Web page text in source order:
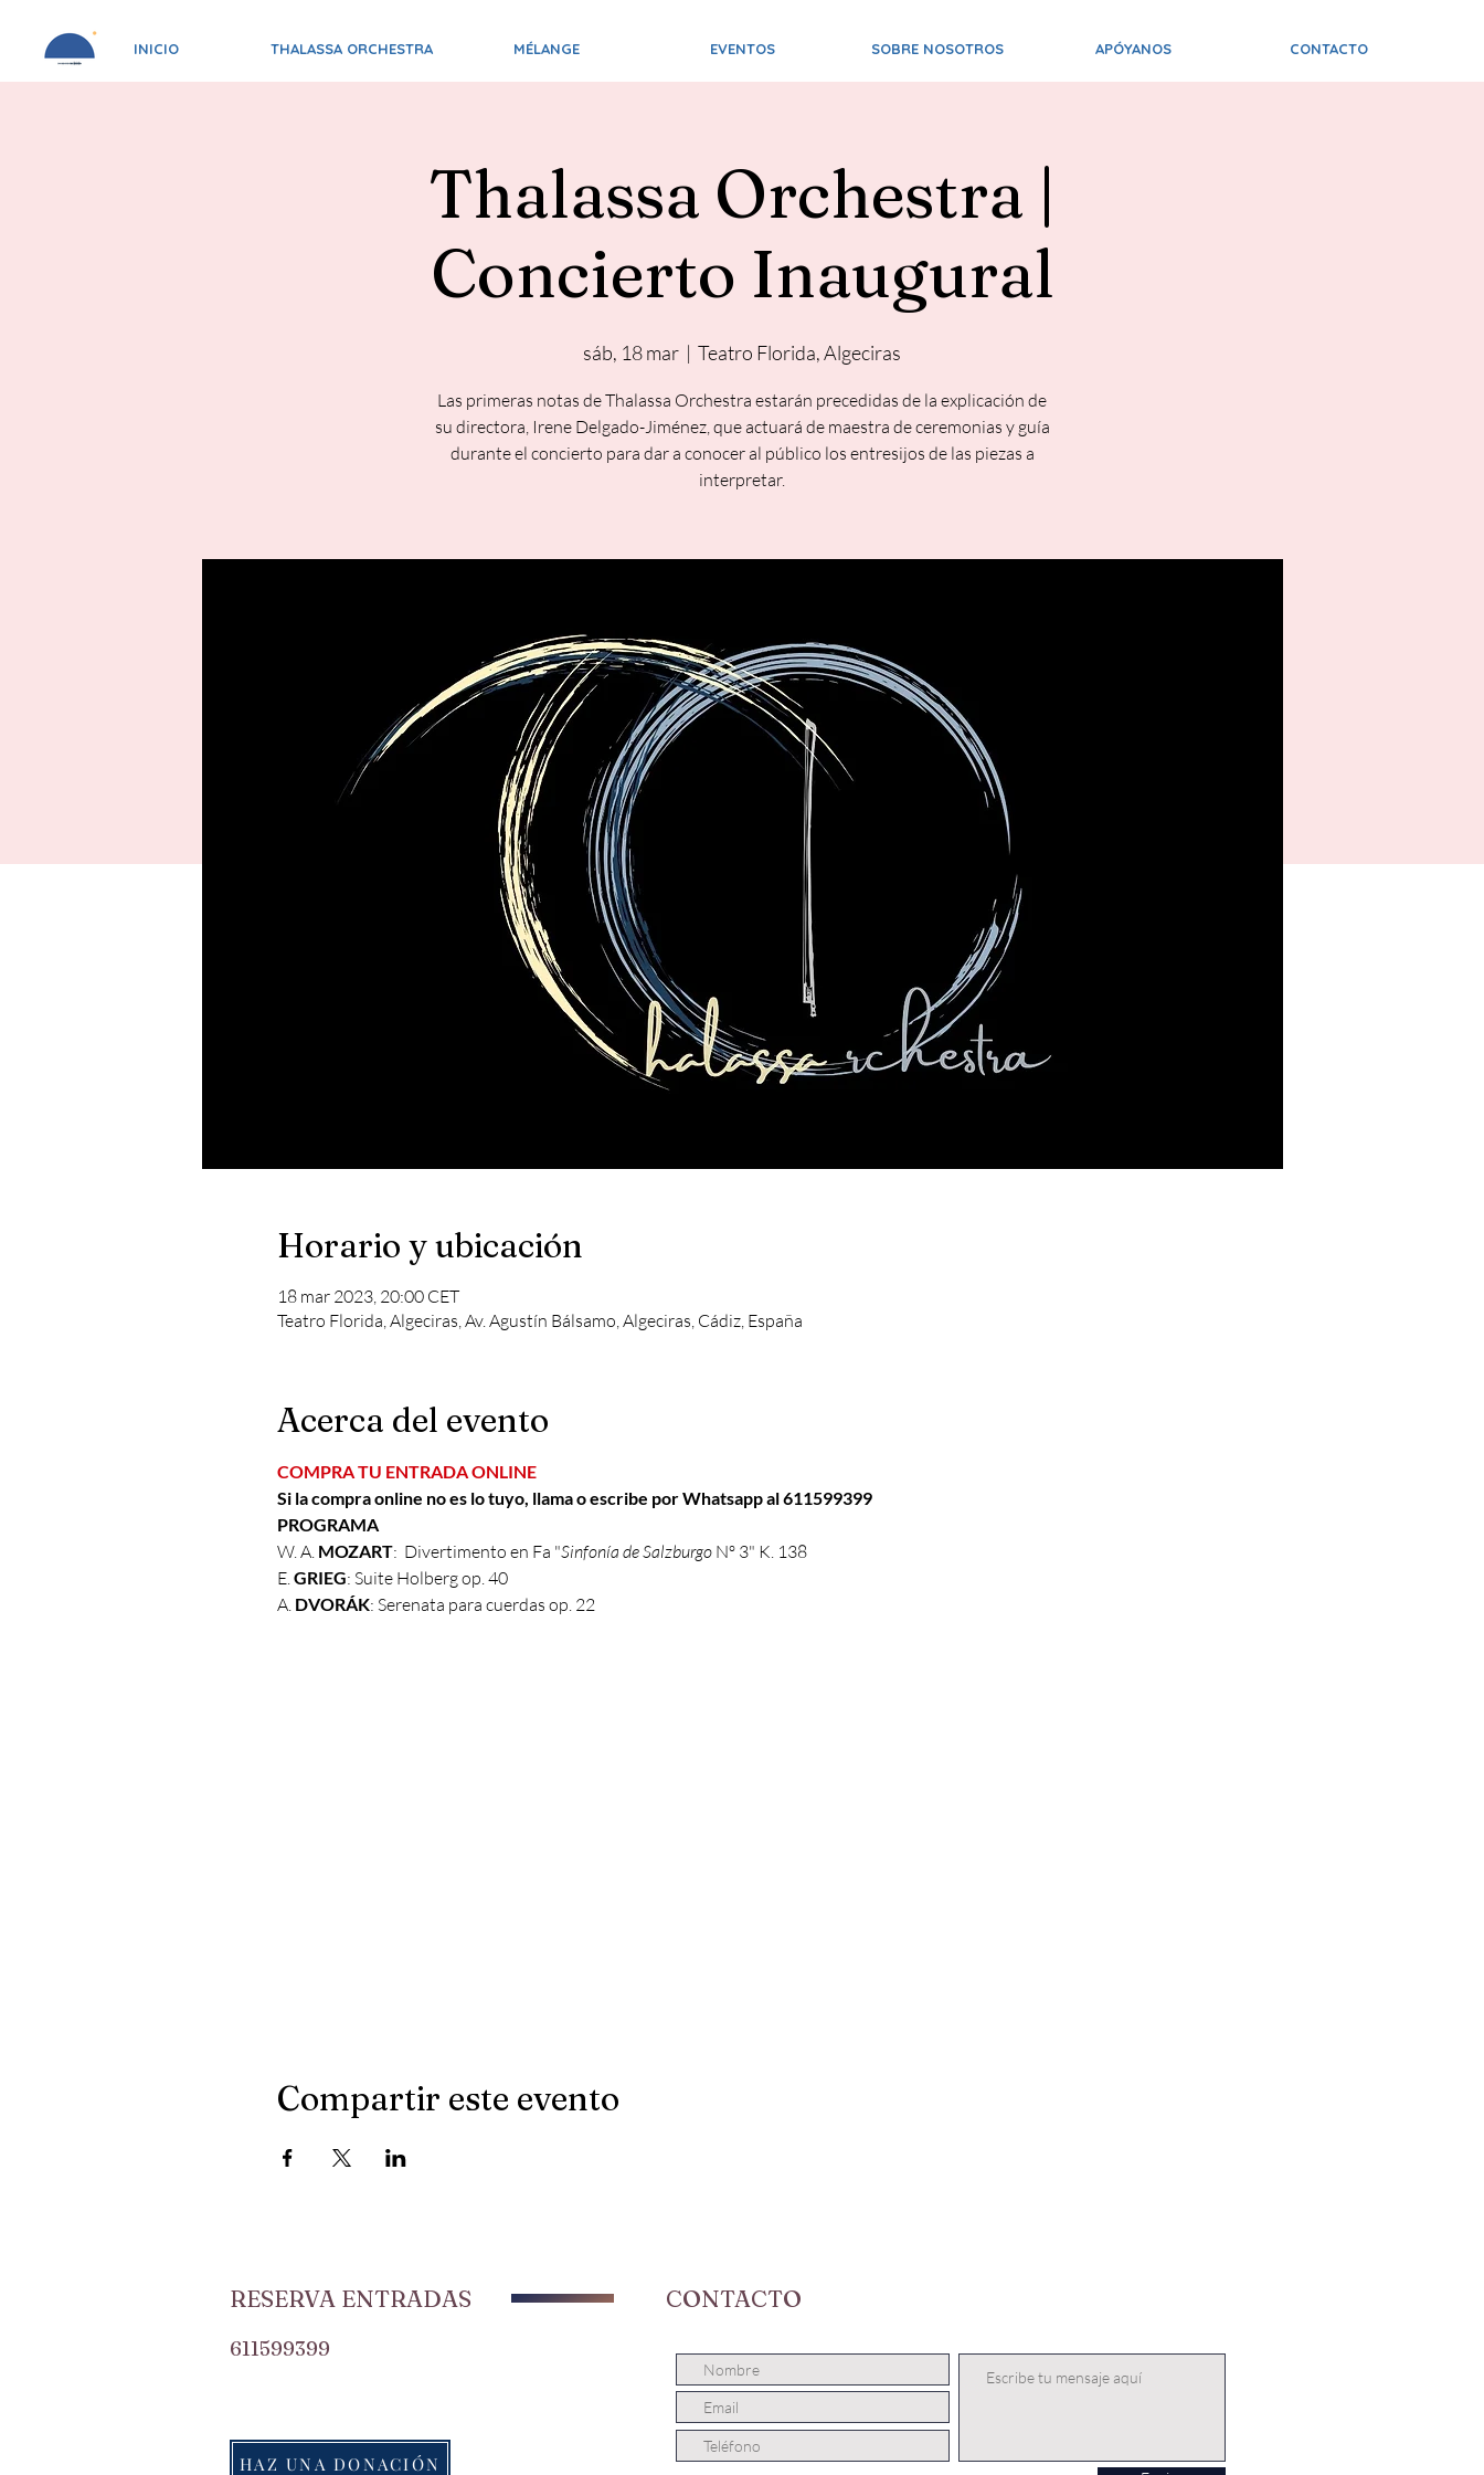
INICIO THALASSA ORCHESTRA MÉLANGE EVENTOS SOBRE NOSOTROS APÓYANOS CONTACTO
Thalassa Orchestra |
Concierto Inaugural
sáb, 18 mar
  |
Teatro Florida, Algeciras
Las primeras notas de Thalassa Orchestra estarán precedidas de la explicación de
su directora, Irene Delgado-Jiménez, que actuará de maestra de ceremonias y guía
durante el concierto para dar a conocer al público los entresijos de las piezas a
interpretar.
Horario y ubicación
18 mar 2023, 20:00 CET
Teatro Florida, Algeciras, Av. Agustín Bálsamo, Algeciras, Cádiz, España
Acerca del evento
COMPRA TU ENTRADA ONLINE
Si la compra online no es lo tuyo, llama o escribe por Whatsapp al 611599399
PROGRAMA
W. A. MOZART:  Divertimento en Fa "Sinfonía de Salzburgo Nº 3" K. 138
E. GRIEG: Suite Holberg op. 40
A. DVORÁK: Serenata para cuerdas op. 22
Compartir este evento
RESERVA ENTRADAS
611599399
HAZ UNA DONACIÓN
CONTACTO